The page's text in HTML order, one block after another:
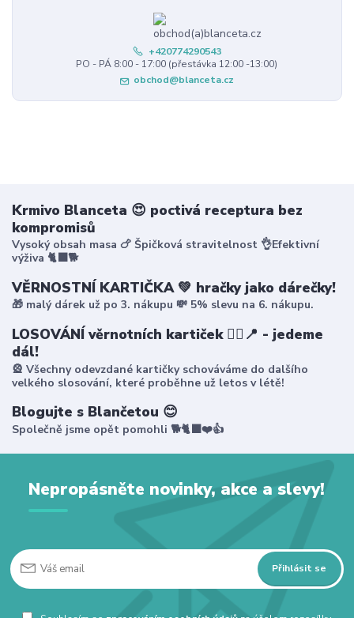
+420774290543
PO - PÁ 8:00 - 17:00 (přestávka 12:00 -13:00)
obchod@blanceta.cz
Krmivo Blanceta 😍 poctivá receptura bez
kompromisů
Vysoký obsah masa 🍗 Špičková stravitelnost 👌Efektivní
výživa 🐈‍⬛🐕
VĚRNOSTNÍ KARTIČKA 💚 hračky jako dárečky!
🎁 malý dárek už po 3. nákupu 💸 5% slevu na 6. nákupu.
LOSOVÁNÍ věrnotních kartiček 🤸‍♀️📍 - jedeme
dál!
🎡 Všechny odevzdané kartičky schováváme do dalšího
velkého slosování, které proběhne už letos v létě!
Blogujte s Blančetou 😊
Společně jsme opět pomohli 🐕🐈‍⬛❤️👍
Nepropásněte novinky, akce a slevy!
Přihlásit se